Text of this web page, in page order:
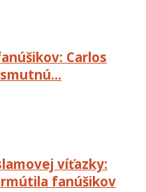
Carlos
víťazky:
fanúšikov